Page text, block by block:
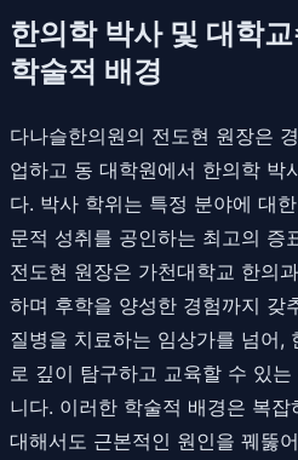
한의학 박사 및 대학
학술적 배경
다나슬한의원의 전도현 원장은
업하고 동 대학원에서 한의학 박
다. 박사 학위는 특정 분야에 대
문적 성취를 공인하는 최고의 증
전도현 원장은 가천대학교 한의
하며 후학을 양성한 경험까지 갖
질병을 치료하는 임상가를 넘어,
로 깊이 탐구하고 교육할 수 있
니다. 이러한 학술적 배경은 복
대해서도 근본적인 원인을 꿰뚫